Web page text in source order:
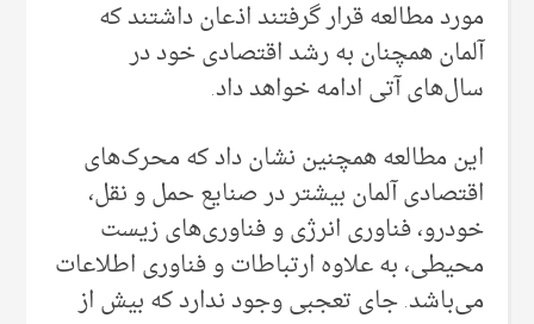
مورد مطالعه قرار گرفتند اذعان داشتند که
آلمان همچنان به رشد اقتصادی خود در
سال‌های آتی ادامه خواهد داد.
این مطالعه همچنین نشان داد که محرک‌های
اقتصادی آلمان بیشتر در صنایع حمل و نقل،
خودرو، فناوری انرژی و فناوری‌های زیست
محیطی‌، به علاوه ارتباطات و فناوری اطلاعات
می‌‌باشد. جای تعجبی وجود ندارد که بیش از